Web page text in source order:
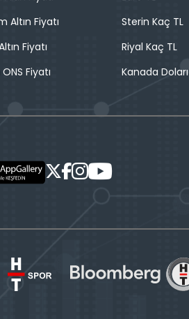
Altın Fiyatı
Fiyatı
ONS Fiyatı
Sterin Kaç TL
Riyal Kaç TL
Kanada Doları